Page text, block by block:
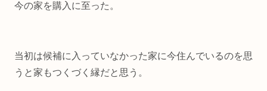
今の家を購入に至った。
当初は候補に入っていなかった家に今住んでいるのを思
うと家もつくづく縁だと思う。